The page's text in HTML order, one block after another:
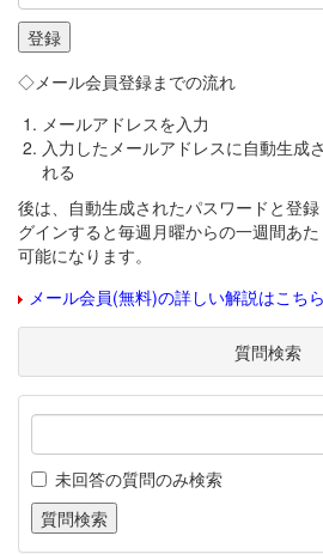
◇メール会員登録までの流れ
メールアドレスを入力
入力したメールアドレスに自動生成
れる
後は、自動生成されたパスワードと登
グインすると毎週月曜からの一週間あ
可能になります。
メール会員(無料)の詳しい解説はこち
質問検索
未回答の質問のみ検索